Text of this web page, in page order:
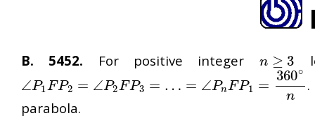
B. 5452. For positive integer n ≥ 3
n≥3
∠P1FP2 = ∠P2FP3 = … = ∠PnFP1 =
360∘
n
∠P1FP2 =∠ P2FP3=… =∠ P n FP 1=360∘n
parabola.